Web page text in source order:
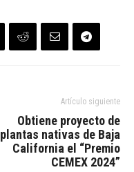
Artículo siguiente
Obtiene proyecto de
plantas nativas de Baja
California el “Premio
CEMEX 2024”